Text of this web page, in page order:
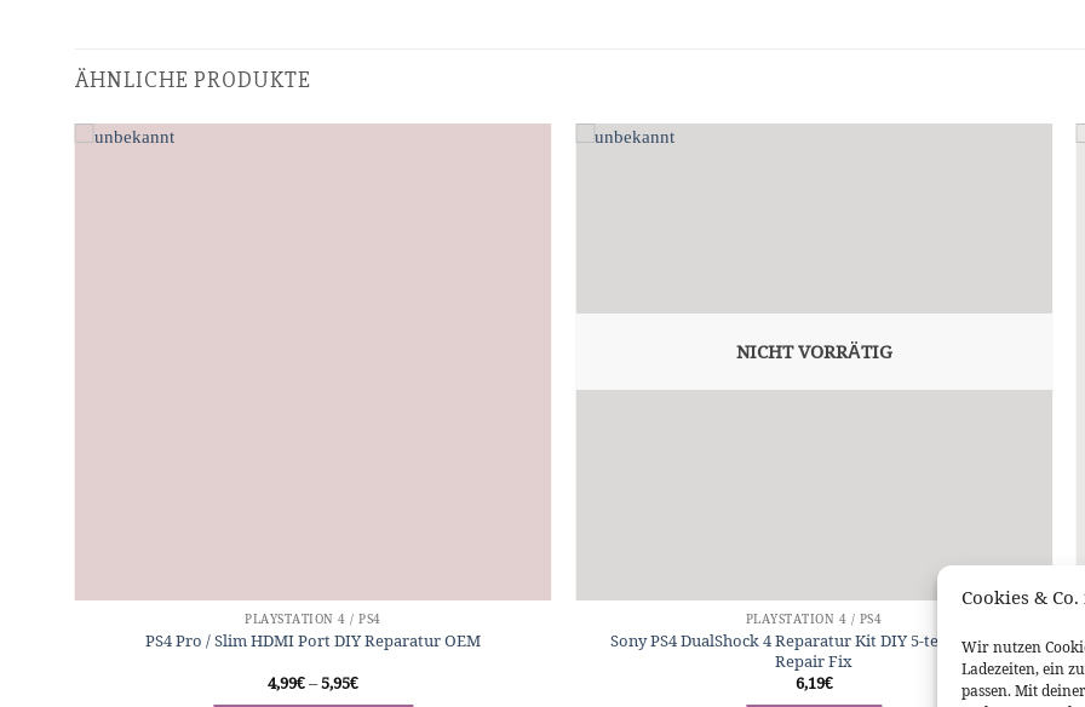
Cookies &
Wir nutzen
Ladezeiten, ein
passen. Mit
ÄHNLICHE PRODUKTE
PLAYSTATION 4 / PS4
PS4 Pro / Slim HDMI Port DIY Reparatur OEM
4,99€–5,95€
NICHT VORRÄTIG
PLAYSTATION 4 / PS4
Sony PS4 DualShock 4 Reparatur Kit DIY 5-teilig Analog
Repair Fix
6,19€